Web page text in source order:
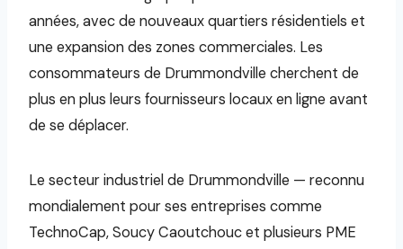
années, avec de nouveaux quartiers résidentiels et
une expansion des zones commerciales. Les
consommateurs de Drummondville cherchent de
plus en plus leurs fournisseurs locaux en ligne avant
de se déplacer.
Le secteur industriel de Drummondville — reconnu
mondialement pour ses entreprises comme
TechnoCap, Soucy Caoutchouc et plusieurs PME